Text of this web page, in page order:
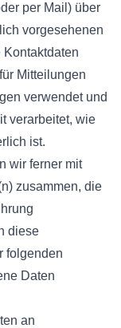
per Mail) über
vorgesehenen
Mitteilungen
verwendet und
verarbeitet, wie
ist.
wir ferner mit
zusammen, die
diese
folgenden
Daten
an